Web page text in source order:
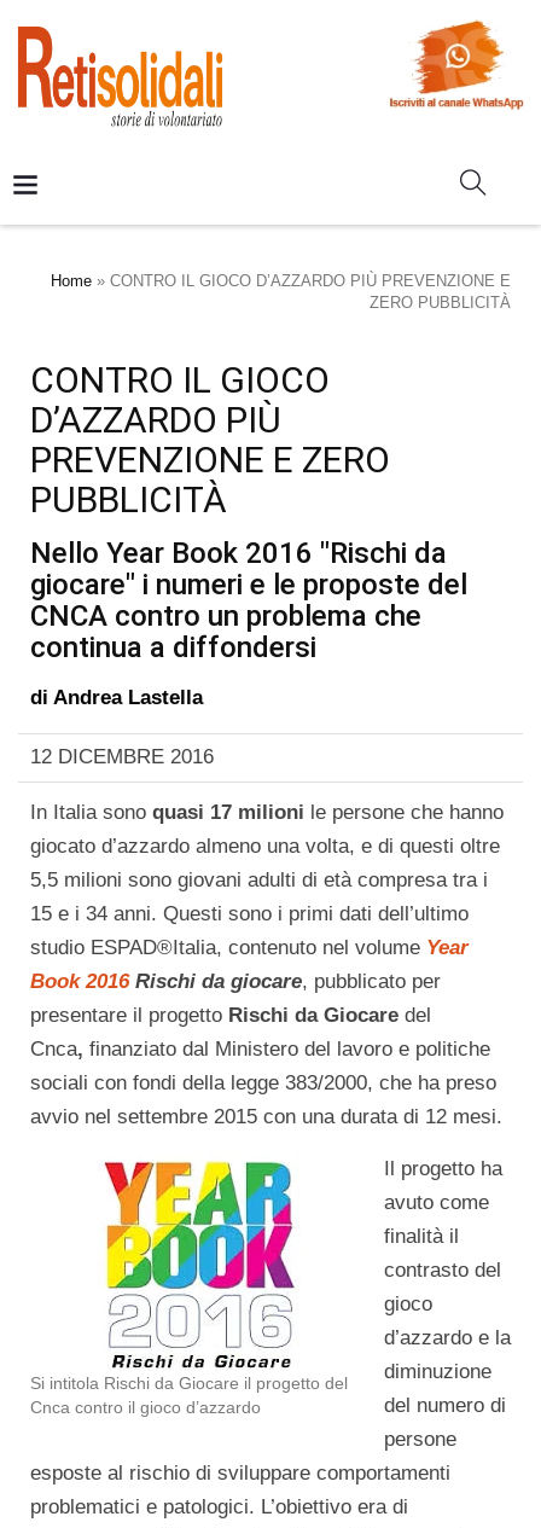
Home » CONTRO IL GIOCO D’AZZARDO PIÙ PREVENZIONE E
ZERO PUBBLICITÀ
CONTRO IL GIOCO
D’AZZARDO PIÙ
PREVENZIONE E ZERO
PUBBLICITÀ
Nello Year Book 2016 "Rischi da
giocare" i numeri e le proposte del
CNCA contro un problema che
continua a diffondersi
di Andrea Lastella
12 DICEMBRE 2016
In Italia sono quasi 17 milioni le persone che hanno
giocato d’azzardo almeno una volta, e di questi oltre
5,5 milioni sono giovani adulti di età compresa tra i
15 e i 34 anni. Questi sono i primi dati dell’ultimo
studio ESPAD®Italia, contenuto nel volume Year
Book 2016Rischi da giocare, pubblicato per
presentare il progetto Rischi da Giocare del
Cnca, finanziato dal Ministero del lavoro e politiche
sociali con fondi della legge 383/2000, che ha preso
avvio nel settembre 2015 con una durata di 12 mesi.
Si intitola Rischi da Giocare il progetto del
Cnca contro il gioco d’azzardo
Il progetto ha
avuto come
finalità il
contrasto del
gioco
d’azzardo e la
diminuzione
del numero di
persone
esposte al rischio di sviluppare comportamenti
problematici e patologici. L’obiettivo era di